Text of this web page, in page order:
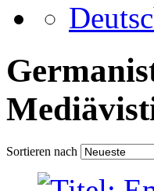
Sortieren nach